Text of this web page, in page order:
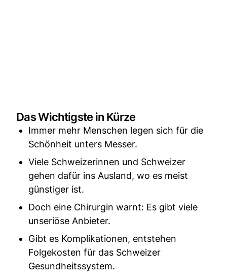
Das Wichtigste in Kürze
Immer mehr Menschen legen sich für die
Schönheit unters Messer.
Viele Schweizerinnen und Schweizer
gehen dafür ins Ausland, wo es meist
günstiger ist.
Doch eine Chirurgin warnt: Es gibt viele
unseriöse Anbieter.
Gibt es Komplikationen, entstehen
Folgekosten für das Schweizer
Gesundheitssystem.